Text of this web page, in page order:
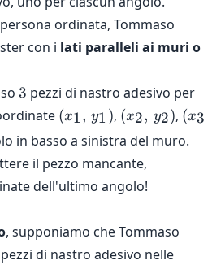
ordinata, Tommaso
con i lati paralleli ai muri o
3
3 pezzi di nastro adesivo per
(x_1,\,
(x1, y1 ), (x_2,\,
y_2)
(x2, y2), (x3
in basso a sinistra del muro.
il pezzo mancante,
dell'ultimo angolo!
, supponiamo che Tommaso
di nastro adesivo nelle